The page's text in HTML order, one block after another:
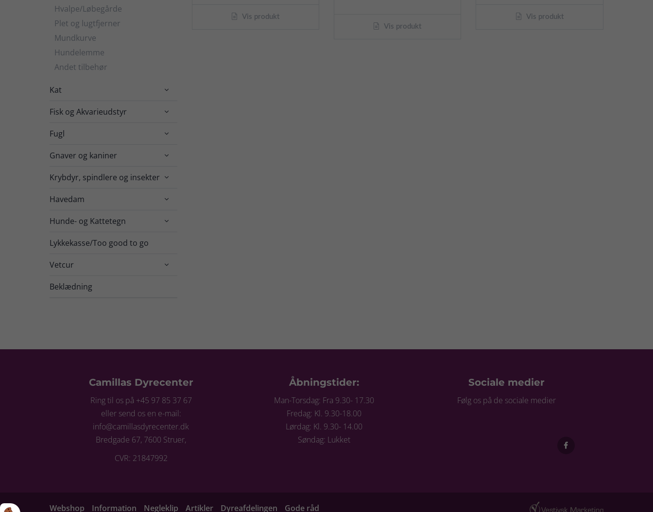
Hvalpe/Løbegårde
Plet og lugtfjerner
Mundkurve
Hundelemme
Andet tilbehør
Kat 
Fisk og Akvarieudstyr 
Fugl 
Gnaver og kaniner 
Krybdyr, spindlere og insekter 
Havedam 
Hunde- og Kattetegn 
Lykkekasse/Too good to go
Vetcur 
Beklædning
Vis produkt
Vis produkt
Vis produkt
Camillas Dyrecenter
Ring til os på +45 97 85 37 67
eller send os en e-mail:
info@camillasdyrecenter.dk
Bredgade 67, 7600 Struer,
CVR: 21847992
Åbningstider:
Man-Torsdag: Fra 9.30- 17.30
Fredag: Kl. 9.30-18.00
Lørdag: Kl. 9.30- 14.00
Søndag: Lukket
Sociale medier
Følg os på de sociale medier
Webshop Information Negleklip Artikler Dyreafdelingen Gode råd